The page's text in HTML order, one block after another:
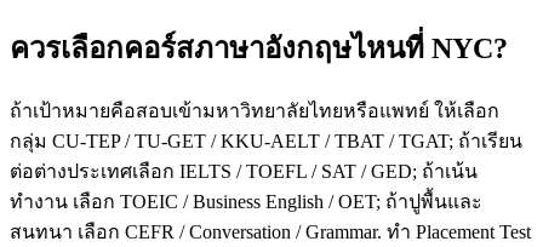
ควรเลือกคอร์สภาษาอังกฤษไหนที่ NYC?
ถ้าเป้าหมายคือสอบเข้ามหาวิทยาลัยไทยหรือแพทย์ ให้เลือก
กลุ่ม CU-TEP / TU-GET / KKU-AELT / TBAT / TGAT; ถ้าเรียน
ต่อต่างประเทศเลือก IELTS / TOEFL / SAT / GED; ถ้าเน้น
ทำงาน เลือก TOEIC / Business English / OET; ถ้าปูพื้นและ
สนทนา เลือก CEFR / Conversation / Grammar. ทำ Placement Test